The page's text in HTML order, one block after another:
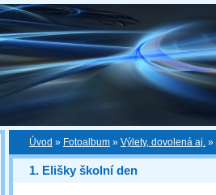
Úvod » Fotoalbum » Výlety, dovolená aj. »
1. Elišky školní den